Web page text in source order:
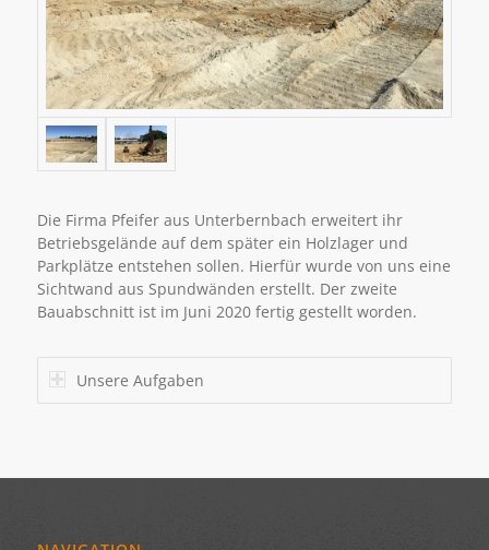
Die Firma Pfeifer aus Unterbernbach erweitert ihr
Betriebsgelände auf dem später ein Holzlager und
Parkplätze entstehen sollen. Hierfür wurde von uns eine
Sichtwand aus Spundwänden erstellt. Der zweite
Bauabschnitt ist im Juni 2020 fertig gestellt worden.
Unsere Aufgaben